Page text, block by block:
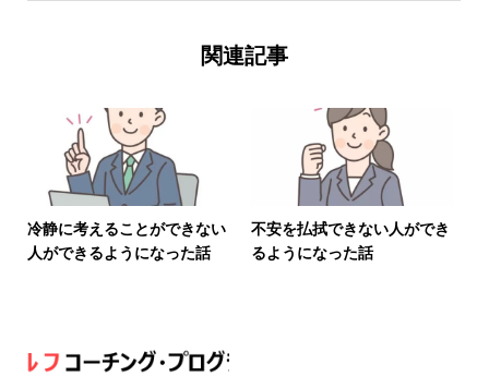
関連記事
冷静に考えることができない
人ができるようになった話
不安を払拭できない人ができ
るようになった話